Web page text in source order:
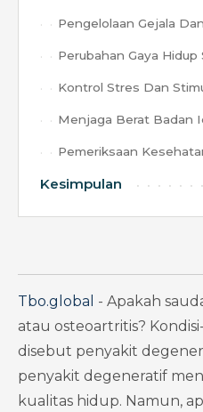
Pengelolaan Gejala
Perubahan Gaya Hidup
Kontrol Stres Dan
Menjaga Berat Badan
Pemeriksaan
Kesimpulan
Tbo.global - Apakah
atau osteoartritis?
disebut penyakit
penyakit degeneratif
kualitas hidup. Namun,